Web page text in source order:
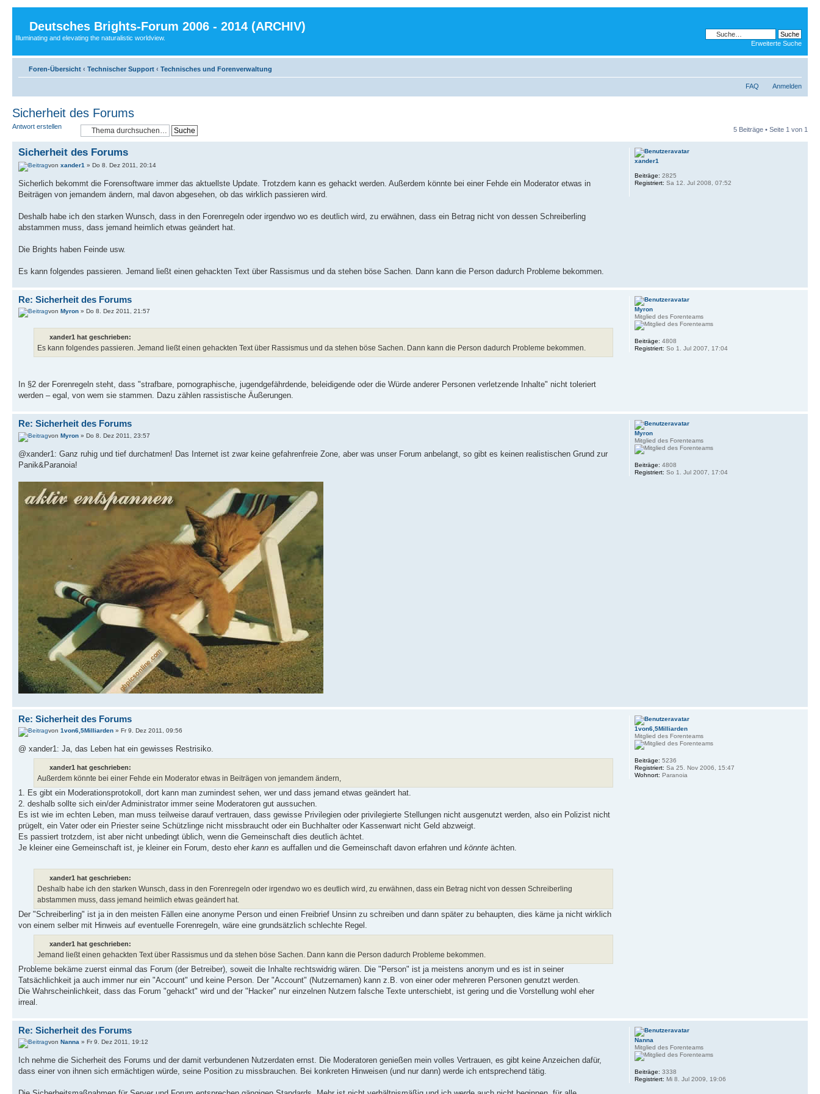
Deutsches Brights-Forum 2006 - 2014 (ARCHIV)
Illuminating and elevating the naturalistic worldview.
Erweiterte Suche
Foren-Übersicht ‹ Technischer Support ‹ Technisches und Forenverwaltung
FAQ Anmelden
Sicherheit des Forums
Antwort erstellen 5 Beiträge • Seite 1 von 1
Sicherheit des Forums
von xander1 » Do 8. Dez 2011, 20:14
Sicherlich bekommt die Forensoftware immer das aktuellste Update. Trotzdem kann es gehackt werden. Außerdem könnte bei einer Fehde ein Moderator etwas in
Beiträgen von jemandem ändern, mal davon abgesehen, ob das wirklich passieren wird.
Deshalb habe ich den starken Wunsch, dass in den Forenregeln oder irgendwo wo es deutlich wird, zu erwähnen, dass ein Betrag nicht von dessen Schreiberling
abstammen muss, dass jemand heimlich etwas geändert hat.
Die Brights haben Feinde usw.
Es kann folgendes passieren. Jemand ließt einen gehackten Text über Rassismus und da stehen böse Sachen. Dann kann die Person dadurch Probleme bekommen.
xander1
Beiträge: 2825
Registriert: Sa 12. Jul 2008, 07:52
Re: Sicherheit des Forums
von Myron » Do 8. Dez 2011, 21:57
xander1 hat geschrieben:
Es kann folgendes passieren. Jemand ließt einen gehackten Text über Rassismus und da stehen böse Sachen. Dann kann die Person dadurch Probleme bekommen.
In §2 der Forenregeln steht, dass "strafbare, pornographische, jugendgefährdende, beleidigende oder die Würde anderer Personen verletzende Inhalte" nicht toleriert
werden – egal, von wem sie stammen. Dazu zählen rassistische Äußerungen.
Myron
Mitglied des Forenteams
Beiträge: 4808
Registriert: So 1. Jul 2007, 17:04
Re: Sicherheit des Forums
von Myron » Do 8. Dez 2011, 23:57
@xander1: Ganz ruhig und tief durchatmen! Das Internet ist zwar keine gefahrenfreie Zone, aber was unser Forum anbelangt, so gibt es keinen realistischen Grund zur
Panik&Paranoia!
Myron
Mitglied des Forenteams
Beiträge: 4808
Registriert: So 1. Jul 2007, 17:04
Re: Sicherheit des Forums
von 1von6,5Milliarden » Fr 9. Dez 2011, 09:56
@ xander1: Ja, das Leben hat ein gewisses Restrisiko.
xander1 hat geschrieben:
Außerdem könnte bei einer Fehde ein Moderator etwas in Beiträgen von jemandem ändern,
1. Es gibt ein Moderationsprotokoll, dort kann man zumindest sehen, wer und dass jemand etwas geändert hat.
2. deshalb sollte sich ein/der Administrator immer seine Moderatoren gut aussuchen.
Es ist wie im echten Leben, man muss teilweise darauf vertrauen, dass gewisse Privilegien oder privilegierte Stellungen nicht ausgenutzt werden, also ein Polizist nicht
prügelt, ein Vater oder ein Priester seine Schützlinge nicht missbraucht oder ein Buchhalter oder Kassenwart nicht Geld abzweigt.
Es passiert trotzdem, ist aber nicht unbedingt üblich, wenn die Gemeinschaft dies deutlich ächtet.
Je kleiner eine Gemeinschaft ist, je kleiner ein Forum, desto eher kann es auffallen und die Gemeinschaft davon erfahren und könnte ächten.
xander1 hat geschrieben:
Deshalb habe ich den starken Wunsch, dass in den Forenregeln oder irgendwo wo es deutlich wird, zu erwähnen, dass ein Betrag nicht von dessen Schreiberling
abstammen muss, dass jemand heimlich etwas geändert hat.
Der "Schreiberling" ist ja in den meisten Fällen eine anonyme Person und einen Freibrief Unsinn zu schreiben und dann später zu behaupten, dies käme ja nicht wirklich
von einem selber mit Hinweis auf eventuelle Forenregeln, wäre eine grundsätzlich schlechte Regel.
xander1 hat geschrieben:
Jemand ließt einen gehackten Text über Rassismus und da stehen böse Sachen. Dann kann die Person dadurch Probleme bekommen.
Probleme bekäme zuerst einmal das Forum (der Betreiber), soweit die Inhalte rechtswidrig wären. Die "Person" ist ja meistens anonym und es ist in seiner
Tatsächlichkeit ja auch immer nur ein "Account" und keine Person. Der "Account" (Nutzernamen) kann z.B. von einer oder mehreren Personen genutzt werden.
Die Wahrscheinlichkeit, dass das Forum "gehackt" wird und der "Hacker" nur einzelnen Nutzern falsche Texte unterschiebt, ist gering und die Vorstellung wohl eher
irreal.
1von6,5Milliarden
Mitglied des Forenteams
Beiträge: 5236
Registriert: Sa 25. Nov 2006, 15:47
Wohnort: Paranoia
Re: Sicherheit des Forums
von Nanna » Fr 9. Dez 2011, 19:12
Ich nehme die Sicherheit des Forums und der damit verbundenen Nutzerdaten ernst. Die Moderatoren genießen mein volles Vertrauen, es gibt keine Anzeichen dafür,
dass einer von ihnen sich ermächtigen würde, seine Position zu missbrauchen. Bei konkreten Hinweisen (und nur dann) werde ich entsprechend tätig.
Nanna
Mitglied des Forenteams
Beiträge: 3338
Registriert: Mi 8. Jul 2009, 19:06